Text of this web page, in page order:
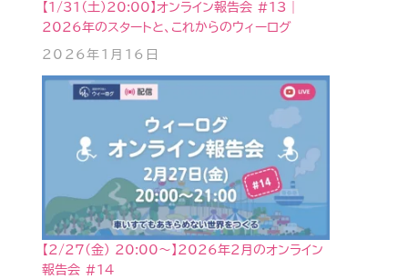
【1/31（土）20:00】オンライン報告会 #13｜
2026年のスタートと、これからのウィーログ
2026年1月16日
【2/27(金) 20:00〜】2026年2月のオンライン
報告会 #14